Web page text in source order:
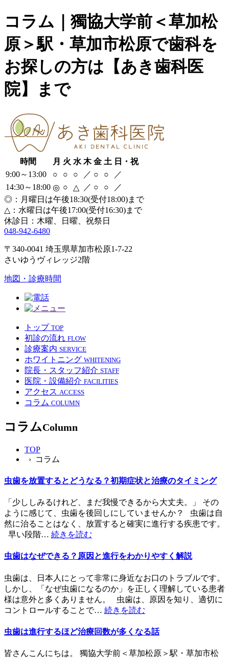
コラム｜獨協大学前＜草加松
原＞駅・草加市松原で歯科を
お探しの方は【あき歯科医
院】まで
時間 月 火 水 木 金 土 日・祝
9:00～13:00
○ ○ ○ ／ ○ ○
／
14:30～18:00 ◎ ○ △ ／ ○ ○
／
◎：月曜日は午後18:30(受付18:00)まで
△：水曜日は午後17:00(受付16:30)まで
休診日：木曜、日曜、祝祭日
048-942-6480
〒340-0041 埼玉県草加市松原1-7-22
さいゆうヴィレッジ2階
地図・診療時間
トップ TOP
初診の流れ FLOW
診療案内 SERVICE
ホワイトニング WHITENING
院長・スタッフ紹介 STAFF
医院・設備紹介 FACILITIES
アクセス ACCESS
コラム COLUMN
コラムColumn
TOP
› コラム
虫歯を放置するとどうなる？初期症状と治療のタイミング
「少ししみるけれど、まだ我慢できるから大丈夫。」 その
ように感じて、虫歯を後回しにしていませんか？ 虫歯は自
然に治ることはなく、放置すると確実に進行する疾患です。
早い段階… 続きを読む
虫歯はなぜできる？原因と進行をわかりやすく解説
虫歯は、日本人にとって非常に身近なお口のトラブルです。
しかし、「なぜ虫歯になるのか」を正しく理解している患者
様は意外と多くありません。 虫歯は、原因を知り、適切に
コントロールすることで… 続きを読む
虫歯は進行するほど治療回数が多くなる話
皆さんこんにちは。 獨協大学前＜草加松原＞駅・草加市松